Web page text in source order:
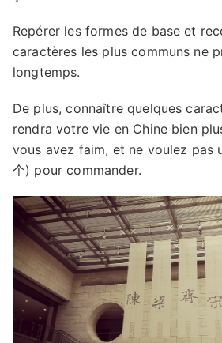
Repérer les formes de base et
caractères les plus communs ne
longtemps.
De plus, connaître quelques
rendra votre vie en Chine bien
vous avez faim, et ne voulez pas
个) pour commander.